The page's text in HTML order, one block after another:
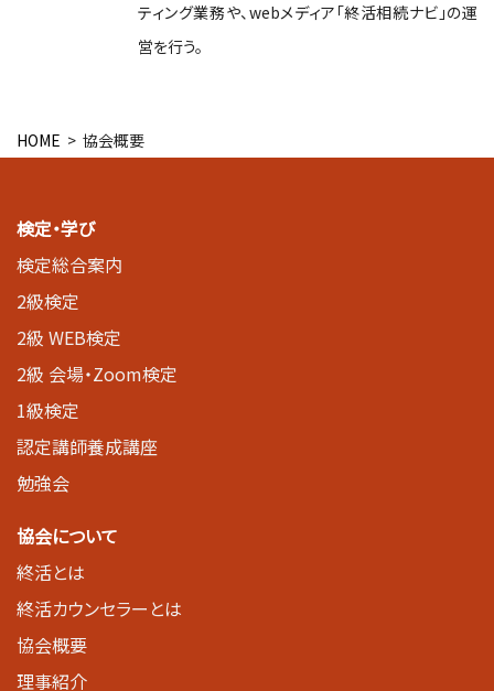
ティング業務や、webメディア「終活相続ナビ」の運
営を行う。
HOME > 協会概要
検定・学び
検定総合案内
2級検定
2級 WEB検定
2級 会場・Zoom検定
1級検定
認定講師養成講座
勉強会
協会について
終活とは
終活カウンセラーとは
協会概要
理事紹介